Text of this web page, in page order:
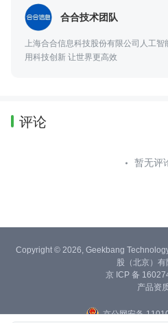
合合技术团队
上海合合信息科技股份有限公司人工智
用科技创新 让世界更高效
评论
暂无评
Copyright © 2026, Geekbang
股（北京）有
京 ICP 备
产品资
京公网安备